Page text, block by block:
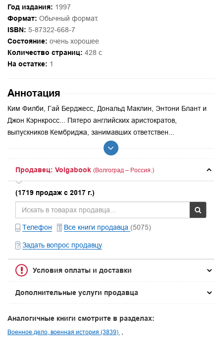
Год издания: 1997
Формат: Обычный формат.
ISBN: 5-87322-668-7
Состояние: очень хорошее
Количество страниц: 428 с
На остатке: 1
Аннотация
Ким Филби, Гай Берджесс, Дональд Маклин, Энтони Блант и
Джон Кэрнкросс... Пятеро английских аристократов,
выпускников Кембриджа, занимавших ответствен...
Продавец: Volgabook (Волгоград – Россия.)
(1719 продаж с 2017 г.)
Телефон Все книги продавца (5075)
Задать вопрос продавцу
Условия оплаты и доставки
Дополнительные услуги продавца
Аналогичные книги смотрите в разделах:
Военное дело, военная история (3839)